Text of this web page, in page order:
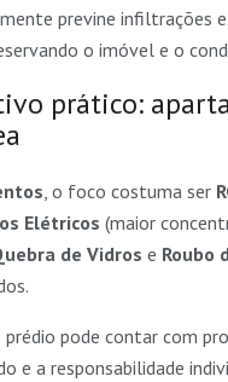
previne infiltrações
o imóvel e o
prático:
, o foco costuma ser
Elétricos (maior
de Vidros e Roubo
pode contar com
e a responsabilidade